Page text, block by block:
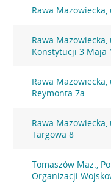
Rawa Mazowiecka,
Rawa Mazowiecka,
Konstytucji 3 Maja
Rawa Mazowiecka,
Reymonta 7a
Rawa Mazowiecka,
Targowa 8
Tomaszów Maz.,
Organizacji